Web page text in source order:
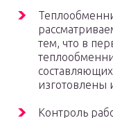
тем, что в
изготовлены
Контроль